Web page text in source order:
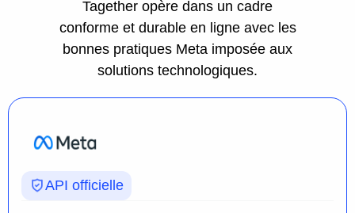
Tagether opère dans un cadre
conforme et durable en ligne avec les
bonnes pratiques Meta imposée aux
solutions technologiques.
API officielle